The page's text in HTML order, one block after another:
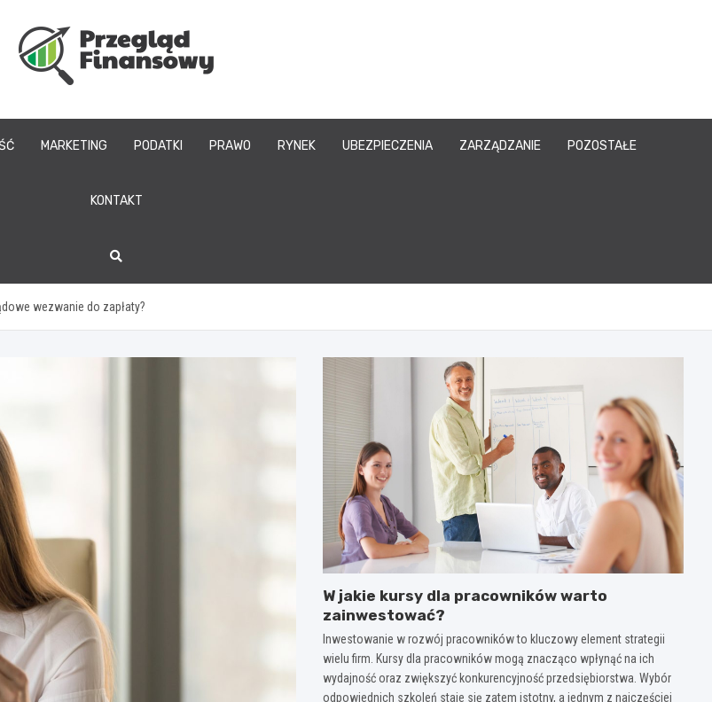
www.przegladfinansowy.pl
MARKETING PODATKI PRAWO RYNEK UBEZPIECZENIA ZARZĄDZANIE POZOSTAŁE
KONTAKT
wezwanie do zapłaty?
W jakie kursy dla pracowników warto
zainwestować?
Inwestowanie w rozwój pracowników to kluczowy element strategii
wielu firm. Kursy dla pracowników mogą znacząco wpłynąć na ich
wydajność oraz zwiększyć konkurencyjność przedsiębiorstwa. Wybór
odpowiednich szkoleń staje się zatem istotny, a jednym z najczęściej